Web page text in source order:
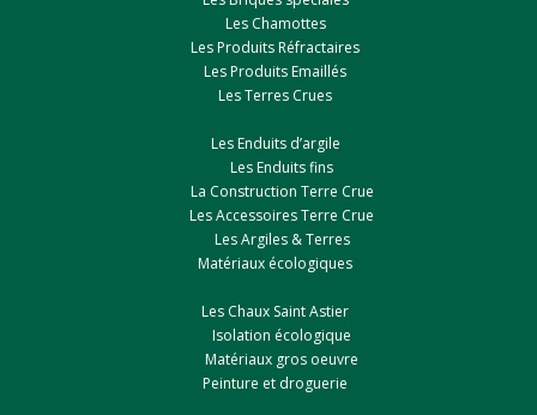
Les Chamottes
Les Produits Réfractaires
Les Produits Emaillés
Les Terres Crues
Les Enduits d’argile
Les Enduits fins
La Construction Terre Crue
Les Accessoires Terre Crue
Les Argiles & Terres
Matériaux écologiques
Les Chaux Saint Astier
Isolation écologique
Matériaux gros oeuvre
Peinture et droguerie